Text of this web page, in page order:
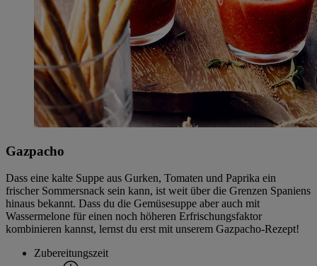
Gazpacho
Dass eine kalte Suppe aus Gurken, Tomaten und Paprika ein
frischer Sommersnack sein kann, ist weit über die Grenzen Spaniens
hinaus bekannt. Dass du die Gemüsesuppe aber auch mit
Wassermelone für einen noch höheren Erfrischungsfaktor
kombinieren kannst, lernst du erst mit unserem Gazpacho-Rezept!
Zubereitungszeit